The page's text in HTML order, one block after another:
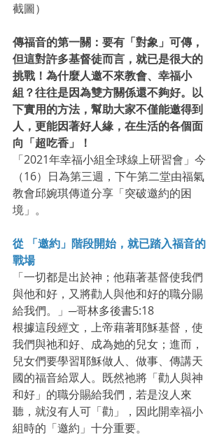
截圖）
傳福音的第一關：要有「對象」可傳，
但這對許多基督徒而言，就已是很大的
挑戰！為什麼人邀不來教會、幸福小
組？往往是因為雙方關係還不夠好。以
下實用的方法，幫助大家不僅能邀得到
人，更能因著好人緣，在生活的各個面
向「超吃香」！
「2021年幸福小組全球線上研習會」今
（16）日為第三週，下午第二堂由福氣
教會邱婉琪傳道分享「突破邀約的困
境」。
從 「邀約」階段開始，就已踏入福音的
戰場
「一切都是出於神；他藉著基督使我們
與他和好，又將勸人與他和好的職分賜
給我們。」─哥林多後書5:18
根據這段經文，上帝藉著耶穌基督，使
我們與祂和好、成為她的兒女；進而，
兒女們要學習耶穌做人、做事、傳講天
國的福音給眾人。既然祂將「勸人與神
和好」的職分賜給我們，若是沒人來
聽，就沒有人可「勸」，因此開幸福小
組時的「邀約」十分重要。